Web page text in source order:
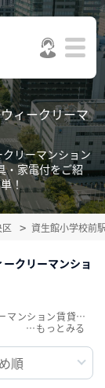
ィークリーマ
リーマンション
・家電付をご紹
！
資生館小学校前
クリーマンショ
資生館小学校前駅/インターネット無料のウィークリーマンション賃貸物件一覧を掲載中。敷金・礼金無料、家具・家電付をご紹介。こだわり条件での絞込みも簡単！
…